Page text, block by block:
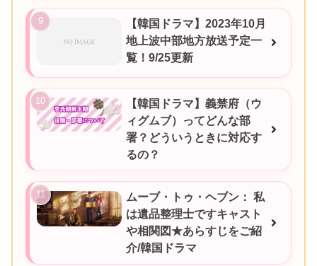
【韓国ドラマ】2023年10月
地上波中部地方放送予定一
覧！9/25更新
【韓国ドラマ】義禁府（ウ
ィグムブ）ってどんな部
署？どういうときに対応す
るの？
ムーブ・トゥ・ヘブン： 私
は遺品整理士ですキャスト
や相関図★あらすじをご紹
介/韓国ドラマ